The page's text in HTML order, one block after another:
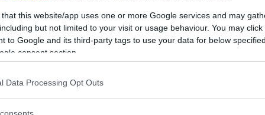
that this website/app uses one or more Google services and may
but not limited to your visit or usage behaviour. You may
to Google and its third-party tags to use your data for below
consent section.
Data Processing Opt Outs
vengono svolte diverse attività.
Attivita didattiche
Attività didattiche, attività integrative, visite
guidate anche in lingua straniera.